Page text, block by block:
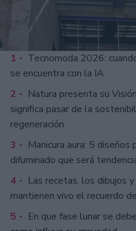
1 - Tecnomoda 2026:
se encuentra con la IA
2 - Natura presenta su
significa pasar de la
regeneración
3 - Manicura aura: 5
difuminado que será
4 - Las recetas, los dibujos
mantienen vivo el recuerdo
5 - En que fase lunar se